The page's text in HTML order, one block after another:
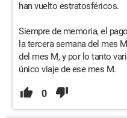
han vuelto estratosféricos.
Siempre de memoria, el
la tercera semana del mes
del mes M, y por lo tanto
único viaje de ese mes M.
0